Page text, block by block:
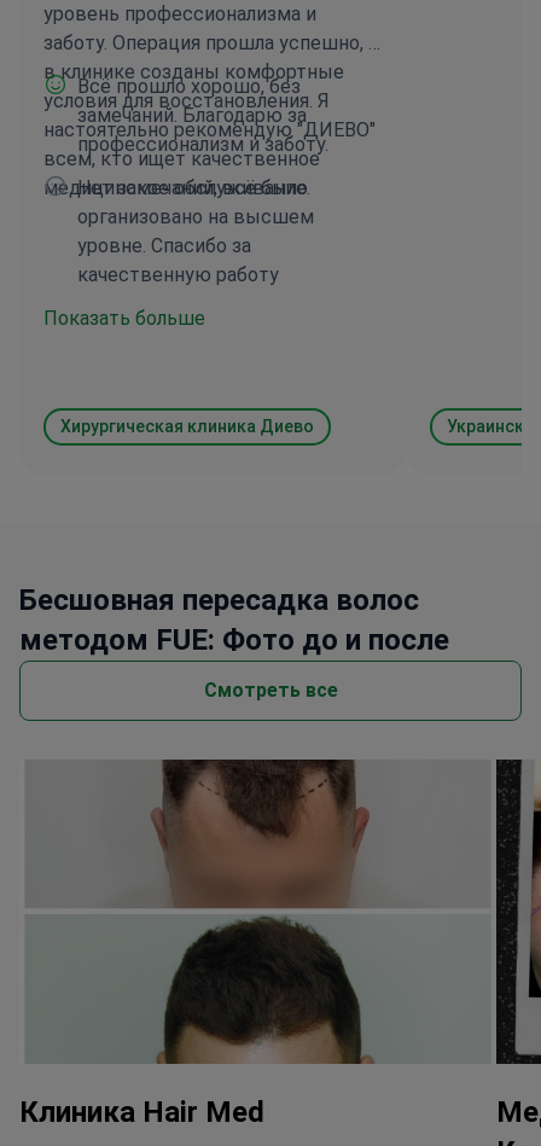
уровень профессионализма и
заботу. Операция прошла успешно, а
в клинике созданы комфортные
условия для восстановления. Я
настоятельно рекомендую "ДИЕВО"
всем, кто ищет качественное
медицинское обслуживание.
Всё прошло хорошо, без
замечаний. Благодарю за
профессионализм и заботу.
Нет замечаний, всё было
организовано на высшем
уровне. Спасибо за
качественную работу
Показать больше
Хирургическая клиника Диево
прокладки
Бесшовная пересадка волос
методом FUE: Фото до и после
Смотреть все
Клиника Hair Med